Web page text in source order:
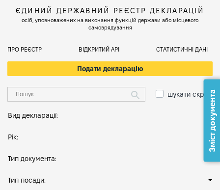
ЄДИНИЙ ДЕРЖАВНИЙ РЕЄСТР ДЕКЛАРАЦІЙ
осіб, уповноважених на виконання функцій держави або місцевого
самоврядування
ПРО РЕЄСТР ВІДКРИТИЙ АРІ СТАТИСТИЧНІ ДАНІ
Подати декларацію
шукати скрізь
Вид декларації:
Рік:
Тип документа:
Тип посади:
Зміст документа